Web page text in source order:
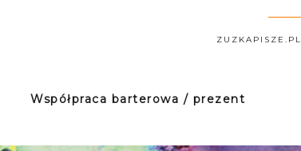
ZUZKAPISZE.PL
Współpraca barterowa / prezent